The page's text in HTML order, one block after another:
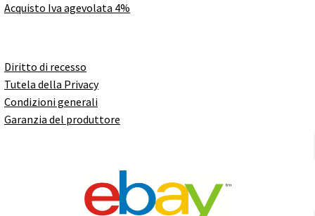
Acquisto Iva agevolata 4%
Diritto di recesso
Tutela della Privacy
Condizioni generali
Garanzia del produttore